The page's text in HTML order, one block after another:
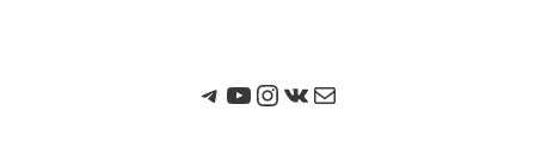
Мы в Telegram
Мы на Youtube
Instagram
ВКонтакте
Почта